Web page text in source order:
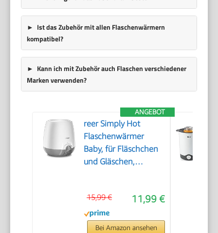
Ist das Zubehör mit allen Flaschenwärmern
kompatibel?
Kann ich mit Zubehör auch Flaschen verschiedener
Marken verwenden?
ANGEBOT
reer Simply Hot
Flaschenwärmer
Baby, für Fläschchen
und Gläschen,
11,99 €
15,99 €
Bei Amazon ansehen